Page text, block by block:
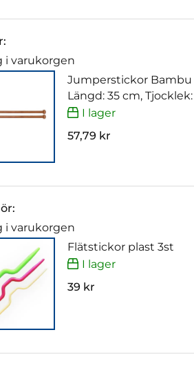
i varukorgen
Jumperstickor Bambu
Längd: 35 cm,
I lager
57,79 kr
i varukorgen
Flätstickor plast 3st
I lager
39 kr